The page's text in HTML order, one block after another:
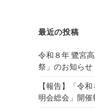
最近の投稿
令和８年 鷺宮
祭」のお知らせ
【報告】「令
明会総会」開催